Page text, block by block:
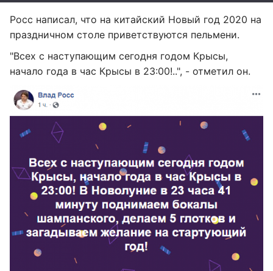
Росс написал, что на китайский Новый год 2020 на
праздничном столе приветствуются пельмени.
"Всех с наступающим сегодня годом Крысы,
начало года в час Крысы в 23:00!..", - отметил он.